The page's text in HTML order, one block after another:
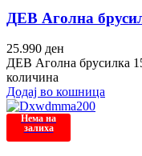
ДЕВ Аголна
25.990 ден
ДЕВ Аголна брусилка
количина
Додај во кошница
Нема на
залиха